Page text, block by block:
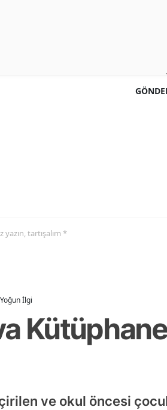
tartışalım *
İlgi
ve okul öncesi